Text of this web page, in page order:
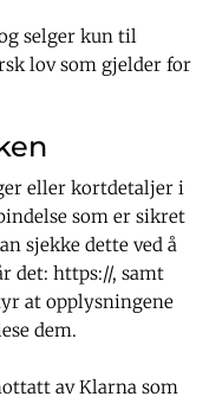
selger kun til
lov som gjelder for
eller kortdetaljer i
som er sikret
sjekke dette ved å
det: https://, samt
at opplysningene
dem.
av Klarna som